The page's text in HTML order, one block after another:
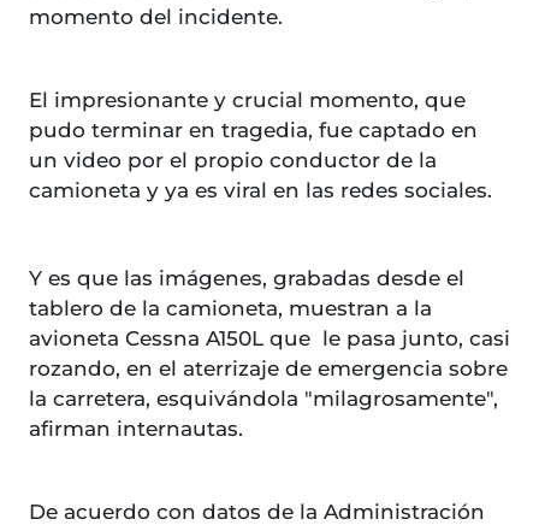
momento del incidente.
El impresionante y crucial momento, que
pudo terminar en tragedia, fue captado en
un video por el propio conductor de la
camioneta y ya es viral en las redes sociales.
Y es que las imágenes, grabadas desde el
tablero de la camioneta, muestran a la
avioneta Cessna A150L que le pasa junto, casi
rozando, en el aterrizaje de emergencia sobre
la carretera, esquivándola "milagrosamente",
afirman internautas.
De acuerdo con datos de la Administración